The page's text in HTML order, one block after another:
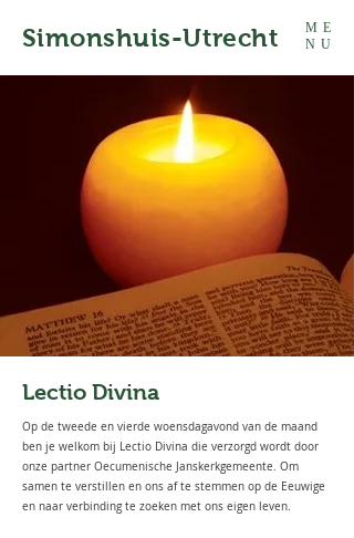
ME
NU
Simonshuis-Utrecht
Lectio Divina
Op de tweede en vierde woensdagavond van de maand
ben je welkom bij Lectio Divina die verzorgd wordt door
onze partner Oecumenische Janskerkgemeente. Om
samen te verstillen en ons af te stemmen op de Eeuwige
en naar verbinding te zoeken met ons eigen leven.